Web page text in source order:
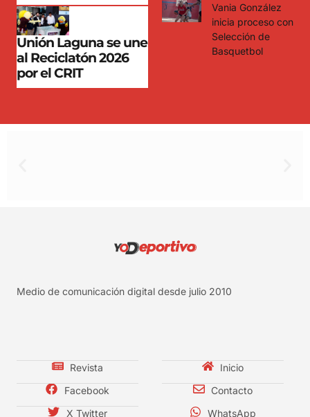
Unión Laguna se une
al Reciclatón 2026
por el CRIT
Vania González
inicia proceso con
Selección de
Basquetbol
Medio de comunicación digital desde julio 2010
Revista
Facebook
X Twitter
Inicio
Contacto
WhatsApp